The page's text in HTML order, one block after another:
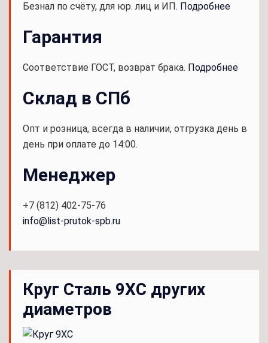
Безнал по счёту, для юр. лиц и ИП. Подробнее
Гарантия
Соответствие ГОСТ, возврат брака. Подробнее
Склад в СПб
Опт и розница, всегда в наличии, отгрузка день в
день при оплате до 14:00.
Менеджер
+7 (812) 402-75-76
info@list-prutok-spb.ru
Круг Сталь 9ХС других
диаметров